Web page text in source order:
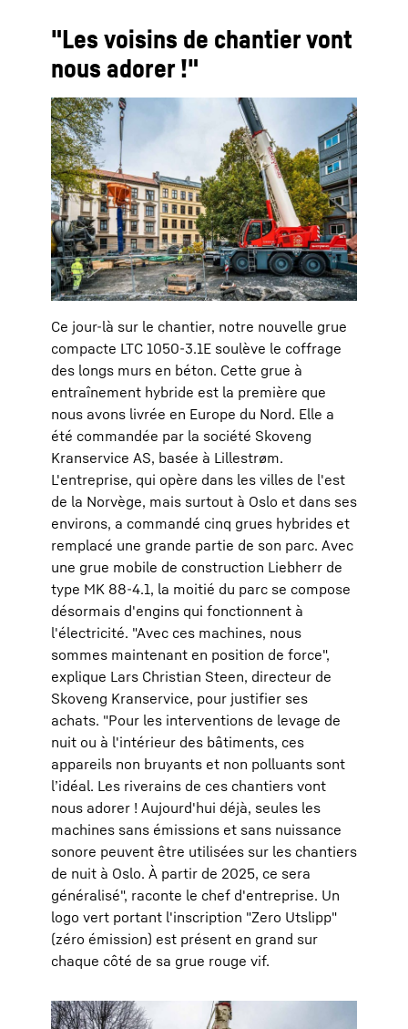
"Les voisins de chantier vont
nous adorer !"
Ce jour-là sur le chantier, notre nouvelle grue
compacte LTC 1050-3.1E soulève le coffrage
des longs murs en béton. Cette grue à
entraînement hybride est la première que
nous avons livrée en Europe du Nord. Elle a
été commandée par la société Skoveng
Kranservice AS, basée à Lillestrøm.
L'entreprise, qui opère dans les villes de l'est
de la Norvège, mais surtout à Oslo et dans ses
environs, a commandé cinq grues hybrides et
remplacé une grande partie de son parc. Avec
une grue mobile de construction Liebherr de
type MK 88-4.1, la moitié du parc se compose
désormais d'engins qui fonctionnent à
l'électricité. "Avec ces machines, nous
sommes maintenant en position de force",
explique Lars Christian Steen, directeur de
Skoveng Kranservice, pour justifier ses
achats. "Pour les interventions de levage de
nuit ou à l'intérieur des bâtiments, ces
appareils non bruyants et non polluants sont
l’idéal. Les riverains de ces chantiers vont
nous adorer ! Aujourd'hui déjà, seules les
machines sans émissions et sans nuissance
sonore peuvent être utilisées sur les chantiers
de nuit à Oslo. À partir de 2025, ce sera
généralisé", raconte le chef d'entreprise. Un
logo vert portant l'inscription "Zero Utslipp"
(zéro émission) est présent en grand sur
chaque côté de sa grue rouge vif.